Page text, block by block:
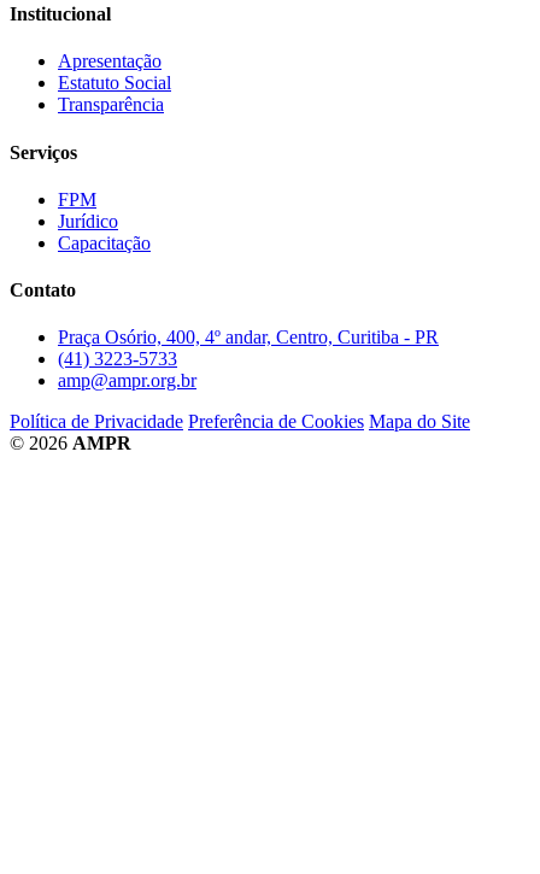
Institucional
Apresentação
Estatuto Social
Transparência
Serviços
FPM
Jurídico
Capacitação
Contato
Praça Osório, 400, 4º andar, Centro, Curitiba - PR
(41) 3223-5733
amp@ampr.org.br
Política de Privacidade Preferência de Cookies Mapa do Site
© 2026 AMPR